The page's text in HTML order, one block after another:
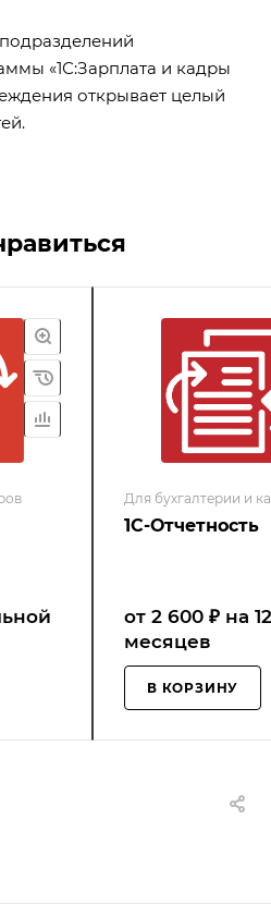
«1С:Зарплата и кадры
открывает целый
Для бухгалтерии и
1С-Отчетность
от 2 600 ₽ на 12
месяцев
В КОРЗИНУ